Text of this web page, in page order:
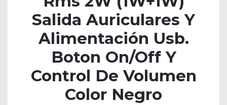
Salida Auriculares Y
Alimentación Usb.
Boton On/Off Y
Control De Volumen
Color Negro